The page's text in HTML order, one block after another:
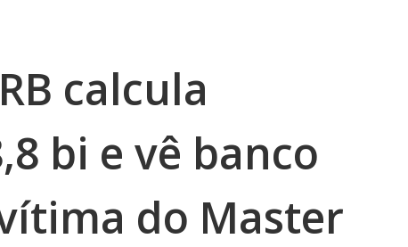
calcula
bi e vê banco
do Master